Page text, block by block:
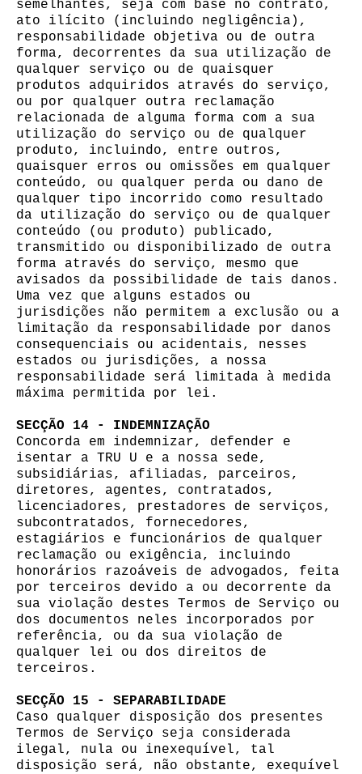
semelhantes, seja com base no contrato,
ato ilícito (incluindo negligência),
responsabilidade objetiva ou de outra
forma, decorrentes da sua utilização de
qualquer serviço ou de quaisquer
produtos adquiridos através do serviço,
ou por qualquer outra reclamação
relacionada de alguma forma com a sua
utilização do serviço ou de qualquer
produto, incluindo, entre outros,
quaisquer erros ou omissões em qualquer
conteúdo, ou qualquer perda ou dano de
qualquer tipo incorrido como resultado
da utilização do serviço ou de qualquer
conteúdo (ou produto) publicado,
transmitido ou disponibilizado de outra
forma através do serviço, mesmo que
avisados ​​da possibilidade de tais danos.
Uma vez que alguns estados ou
jurisdições não permitem a exclusão ou a
limitação da responsabilidade por danos
consequenciais ou acidentais, nesses
estados ou jurisdições, a nossa
responsabilidade será limitada à medida
máxima permitida por lei.
SECÇÃO 14 - INDEMNIZAÇÃO
Concorda em indemnizar, defender e
isentar a TRU U e a nossa sede,
subsidiárias, afiliadas, parceiros,
diretores, agentes, contratados,
licenciadores, prestadores de serviços,
subcontratados, fornecedores,
estagiários e funcionários de qualquer
reclamação ou exigência, incluindo
honorários razoáveis ​​de advogados, feita
por terceiros devido a ou decorrente da
sua violação destes Termos de Serviço ou
dos documentos neles incorporados por
referência, ou da sua violação de
qualquer lei ou dos direitos de
terceiros.
SECÇÃO 15 - SEPARABILIDADE
Caso qualquer disposição dos presentes
Termos de Serviço seja considerada
ilegal, nula ou inexequível, tal
disposição será, não obstante, exequível